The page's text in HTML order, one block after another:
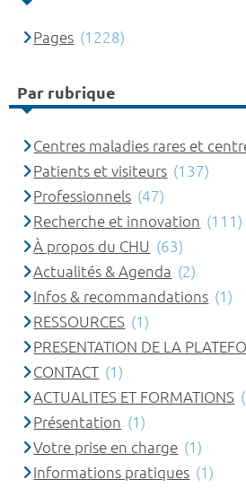
Pages (1228)
Par rubrique
Centres maladies rares et
Patients et visiteurs (137)
Professionnels (47)
Recherche et innovation (111)
À propos du CHU (63)
Actualités & Agenda (2)
Infos & recommandations (1)
RESSOURCES (1)
PRESENTATION DE LA
CONTACT (1)
ACTUALITES ET FORMATIONS
Présentation (1)
Votre prise en charge (1)
Informations pratiques (1)